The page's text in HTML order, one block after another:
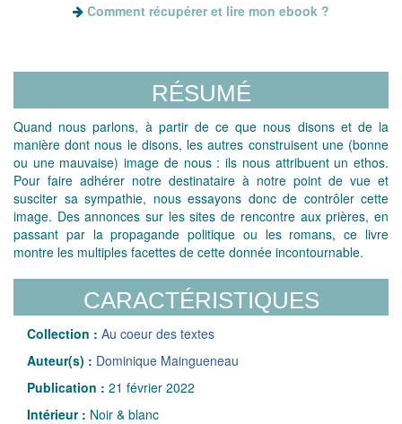
Comment récupérer et lire mon ebook ?
RÉSUMÉ
Quand nous parlons, à partir de ce que nous disons et de la
manière dont nous le disons, les autres construisent une (bonne
ou une mauvaise) image de nous : ils nous attribuent un ethos.
Pour faire adhérer notre destinataire à notre point de vue et
susciter sa sympathie, nous essayons donc de contrôler cette
image. Des annonces sur les sites de rencontre aux prières, en
passant par la propagande politique ou les romans, ce livre
montre les multiples facettes de cette donnée incontournable.
CARACTÉRISTIQUES
Collection : Au coeur des textes
Auteur(s) : Dominique Maingueneau
Publication : 21 février 2022
Intérieur : Noir & blanc